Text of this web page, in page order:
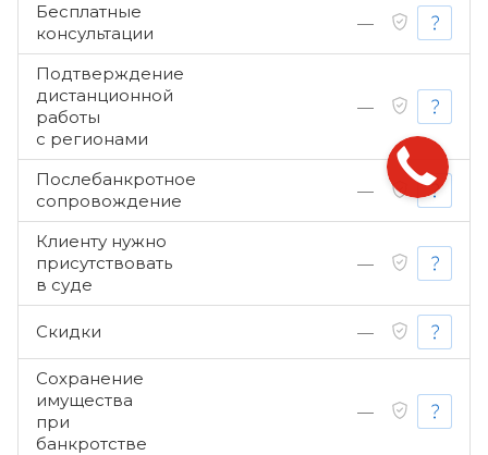
Бесплатные
консультации
—
Подтверждение
дистанционной
работы
с регионами
—
Послебанкротное
сопровождение
—
Клиенту нужно
присутствовать
в суде
—
Скидки —
Сохранение
имущества
при
банкротстве
—